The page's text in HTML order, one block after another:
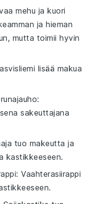
mehu ja kuori
ja hieman
mutta toimii hyvin
lisää makua
:
sakeuttajana
tuo makeutta ja
kastikkeeseen.
: Vaahterasiirappi